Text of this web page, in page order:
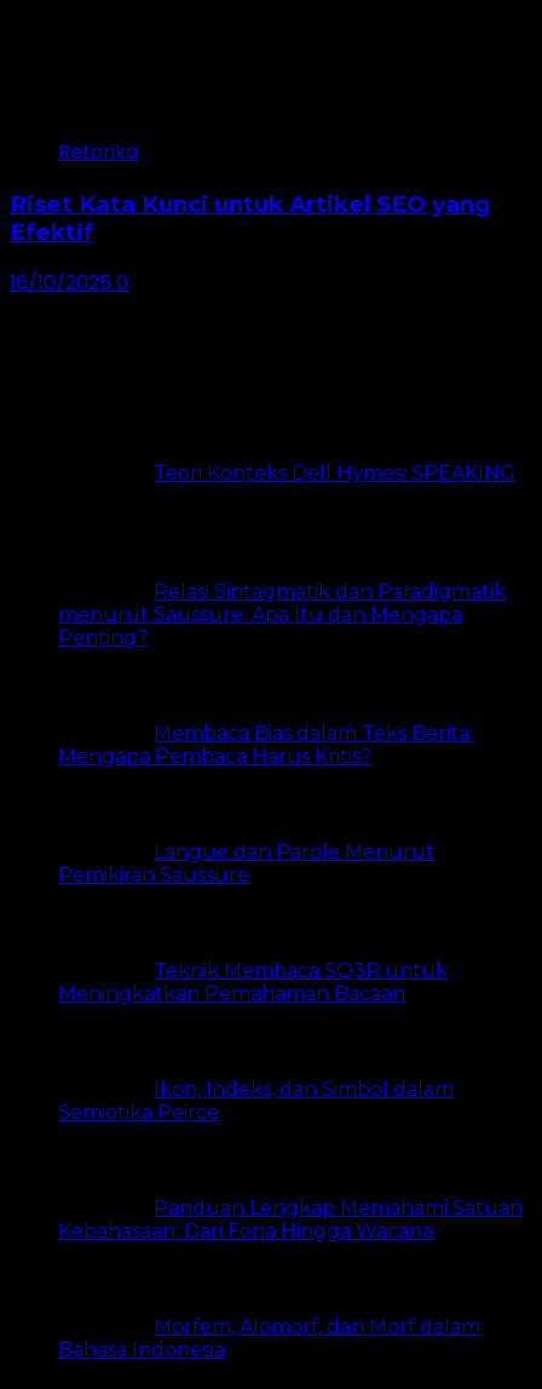
Retorika
Riset Kata Kunci untuk Artikel SEO yang
Efektif
16/10/20250
Teori Konteks Dell Hymes: SPEAKING
Relasi Sintagmatik dan Paradigmatik
menurut Saussure: Apa Itu dan Mengapa
Penting?
Membaca Bias dalam Teks Berita:
Mengapa Pembaca Harus Kritis?
Langue dan Parole Menurut
Pemikiran Saussure
Teknik Membaca SQ3R untuk
Meningkatkan Pemahaman Bacaan
Ikon, Indeks, dan Simbol dalam
Semiotika Peirce
Panduan Lengkap Memahami Satuan
Kebahasaan: Dari Fona Hingga Wacana
Morfem, Alomorf, dan Morf dalam
Bahasa Indonesia